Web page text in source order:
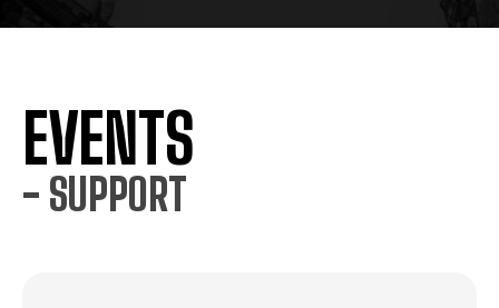
EVENTS
- SUPPORT